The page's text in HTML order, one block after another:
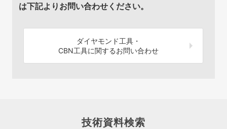
は下記よりお問い合わせください。
ダイヤモンド工具・
CBN工具に関するお問い合わせ
技術資料検索